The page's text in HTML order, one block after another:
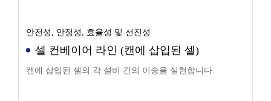
안전성, 안정성, 효율성 및 선진성
셀 컨베이어 라인 (캔에 삽입된 셀)
캔에 삽입된 셀의 각 설비 간의 이송을 실현합니다.